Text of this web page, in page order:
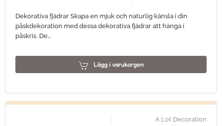
Dekorativa fjädrar Skapa en mjuk och naturlig känsla i din
påskdekoration med dessa dekorativa fjädrar att hänga i
påskris. De…
Lägg i varukorgen
A Lot Decoration